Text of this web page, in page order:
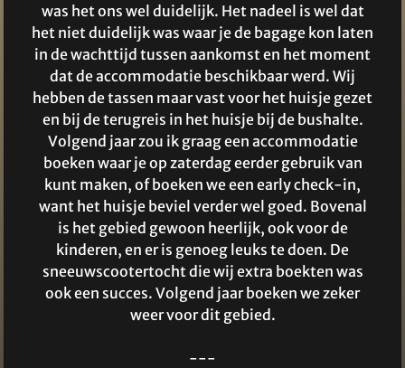
was het ons wel duidelijk. Het nadeel is wel dat
het niet duidelijk was waar je de bagage kon laten
in de wachttijd tussen aankomst en het moment
dat de accommodatie beschikbaar werd. Wij
hebben de tassen maar vast voor het huisje gezet
en bij de terugreis in het huisje bij de bushalte.
Volgend jaar zou ik graag een accommodatie
boeken waar je op zaterdag eerder gebruik van
kunt maken, of boeken we een early check-in,
want het huisje beviel verder wel goed. Bovenal
is het gebied gewoon heerlijk, ook voor de
kinderen, en er is genoeg leuks te doen. De
sneeuwscootertocht die wij extra boekten was
ook een succes. Volgend jaar boeken we zeker
weer voor dit gebied.
---